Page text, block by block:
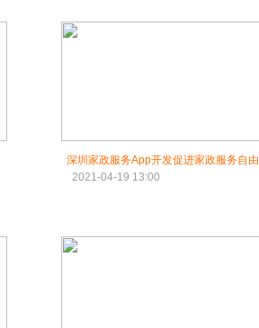
深圳家政服务App开发促进家政服务自由
2021-04-19 13:00